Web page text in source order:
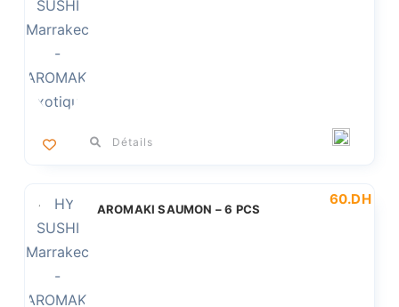
Détails
AROMAKI SAUMON – 6 PCS
60.DH